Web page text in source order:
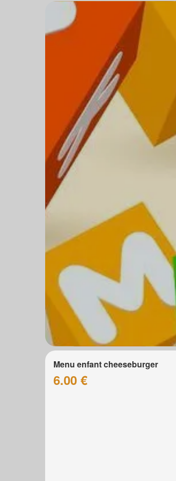
Menu enfant cheeseburger
6.00 €